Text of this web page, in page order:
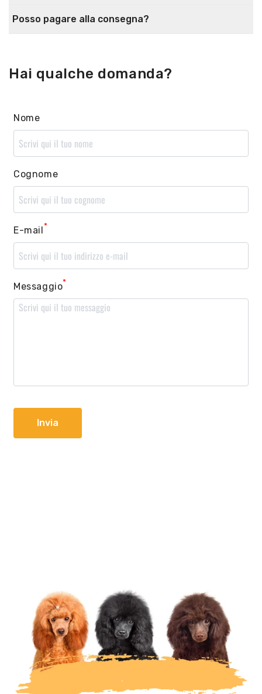
Posso pagare alla consegna?
Hai qualche domanda?
Nome
Cognome
E-mail*
Messaggio*
Invia